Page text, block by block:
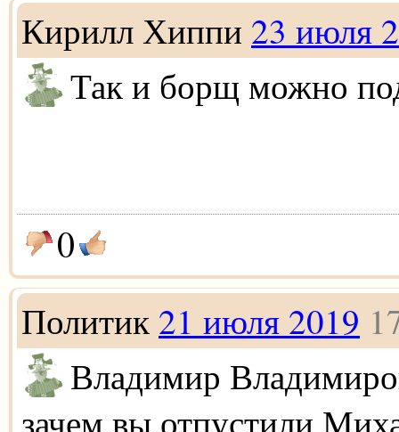
Кирилл Хиппи 23 июля
Так и борщ можно
0
Политик 21 июля 2019
Владимир
зачем вы отпустили